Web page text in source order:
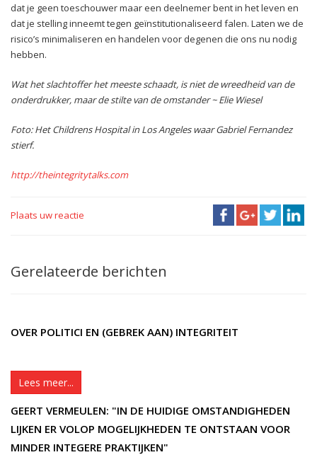
dat je geen toeschouwer maar een deelnemer bent in het leven en
dat je stelling inneemt tegen geïnstitutionaliseerd falen. Laten we de
risico’s minimaliseren en handelen voor degenen die ons nu nodig
hebben.
Wat het slachtoffer het meeste schaadt, is niet de wreedheid van de
onderdrukker, maar de stilte van de omstander ~ Elie Wiesel
Foto: Het Childrens Hospital in Los Angeles waar Gabriel Fernandez
stierf.
http://theintegritytalks.com
Plaats uw reactie
Gerelateerde berichten
OVER POLITICI EN (GEBREK AAN) INTEGRITEIT
Lees meer...
GEERT VERMEULEN: "IN DE HUIDIGE OMSTANDIGHEDEN
LIJKEN ER VOLOP MOGELIJKHEDEN TE ONTSTAAN VOOR
MINDER INTEGERE PRAKTIJKEN"